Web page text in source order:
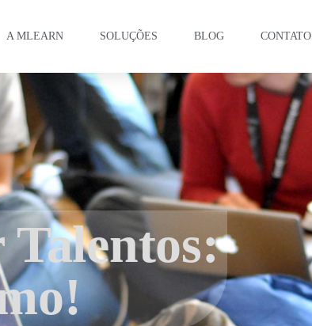
A MLEARN SOLUÇÕES BLOG CONTATO